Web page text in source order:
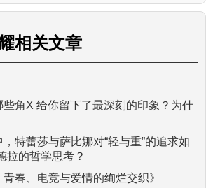
相关文章
些角X 给你留下了最深刻的印象？为什
，特蕾莎与萨比娜对“轻与重”的追求如
拉的哲学思考？
青春、电竞与爱情的绚烂交织》